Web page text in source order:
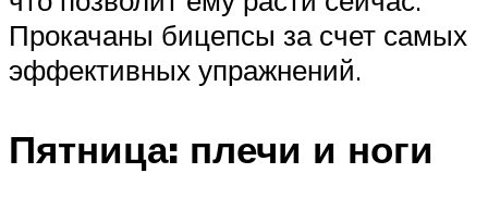
Прокачаны бицепсы за счет самых
эффективных упражнений.
Пятница: плечи и ноги